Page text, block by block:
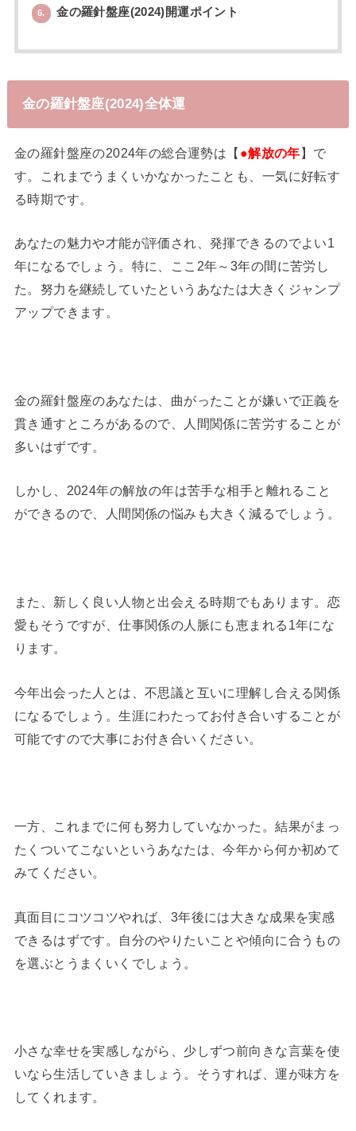
6. 金の羅針盤座(2024)開運ポイント
金の羅針盤座(2024)全体運
金の羅針盤座の2024年の総合運勢は【 ●解放の年】で
す。これまでうまくいかなかったことも、一気に好転す
る時期です。
あなたの魅力や才能が評価され、発揮できるのでよい1
年になるでしょう。特に、ここ2年～3年の間に苦労し
た。努力を継続していたというあなたは大きくジャンプ
アップできます。
金の羅針盤座のあなたは、曲がったことが嫌いで正義を
貫き通すところがあるので、人間関係に苦労することが
多いはずです。
しかし、2024年の解放の年は苦手な相手と離れること
ができるので、人間関係の悩みも大きく減るでしょう。
また、新しく良い人物と出会える時期でもあります。恋
愛もそうですが、仕事関係の人脈にも恵まれる1年にな
ります。
今年出会った人とは、不思議と互いに理解し合える関係
になるでしょう。生涯にわたってお付き合いすることが
可能ですので大事にお付き合いください。
一方、これまでに何も努力していなかった。結果がまっ
たくついてこないというあなたは、今年から何か初めて
みてください。
真面目にコツコツやれば、3年後には大きな成果を実感
できるはずです。自分のやりたいことや傾向に合うもの
を選ぶとうまくいくでしょう。
小さな幸せを実感しながら、少しずつ前向きな言葉を使
いなら生活していきましょう。そうすれば、運が味方を
してくれます。